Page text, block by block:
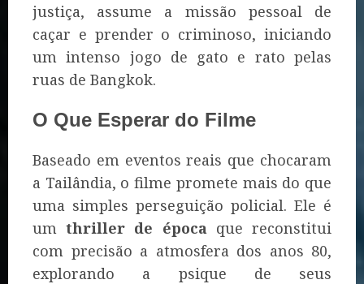
justiça, assume a missão pessoal de
caçar e prender o criminoso, iniciando
um intenso jogo de gato e rato pelas
ruas de Bangkok.
O Que Esperar do Filme
Baseado em eventos reais que chocaram
a Tailândia, o filme promete mais do que
uma simples perseguição policial. Ele é
umthriller de época que reconstitui
com precisão a atmosfera dos anos 80,
explorando a psique de seus